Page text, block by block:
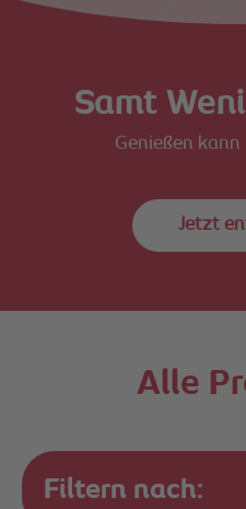
Samt
Genießen
Jetzt
Alle
Filtern nach: